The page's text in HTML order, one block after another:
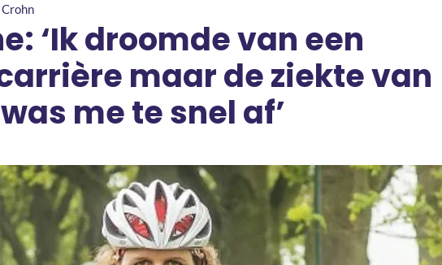
‘Ik droomde van een
maar de ziekte van
me te snel af’